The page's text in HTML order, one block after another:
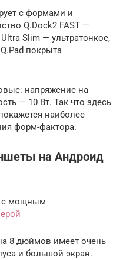
с формами и
Q.Dock2 FAST —
Slim — ультратонкое,
покрыта
напряжение на
— 10 Вт. Так что здесь
наиболее
форм-фактора.
на Андроид
с мощным
8 дюймов имеет очень
и большой экран.